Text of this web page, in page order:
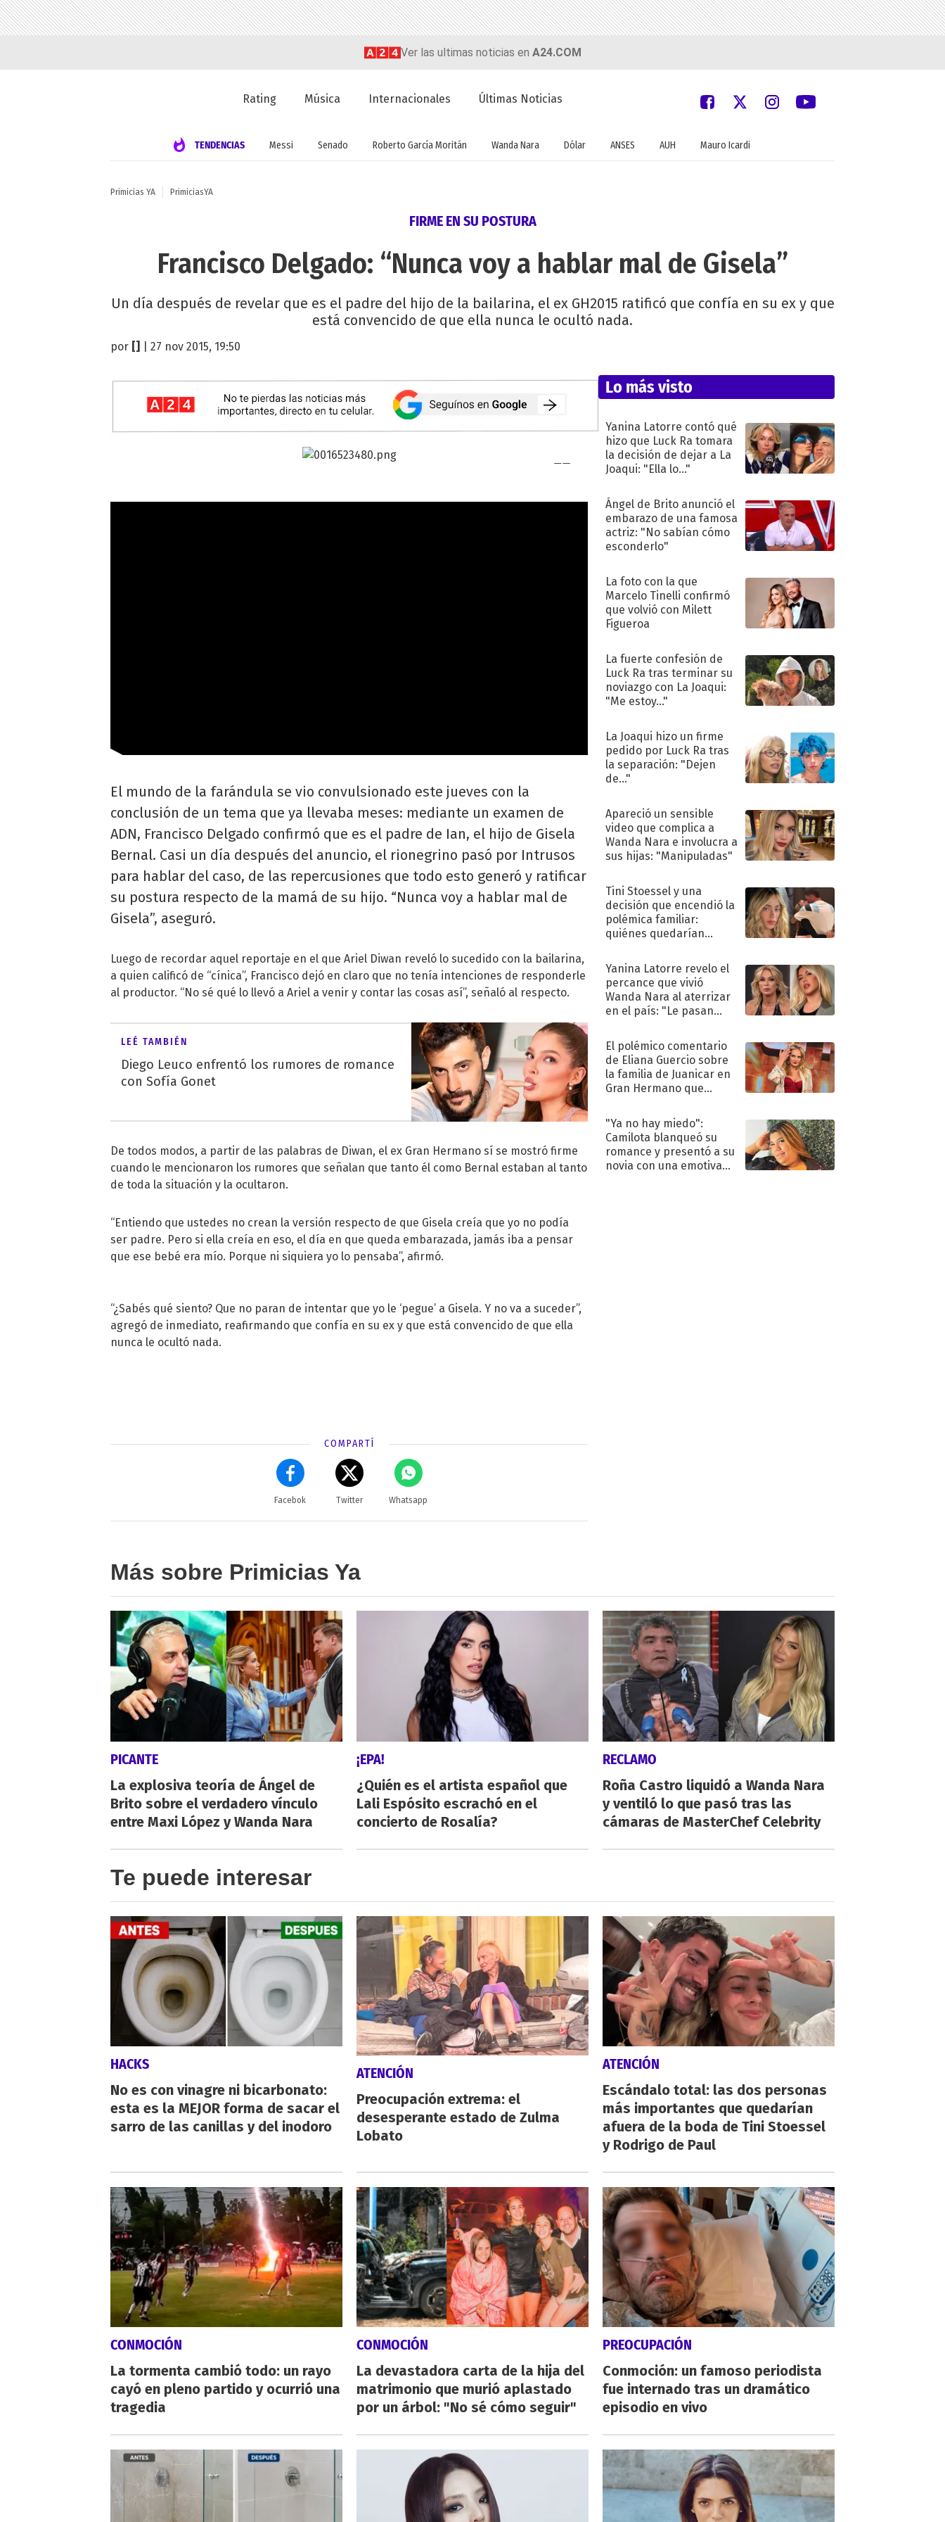
Ver las ultimas noticias en A24.COM
Rating Música Internacionales Últimas Noticias
TENDENCIAS Messi Senado Roberto García Moritán Wanda Nara Dólar ANSES AUH Mauro Icardi
Primicias YA PrimiciasYA
FIRME EN SU POSTURA
Francisco Delgado: “Nunca voy a hablar mal de Gisela”
Un día después de revelar que es el padre del hijo de la bailarina, el ex GH2015 ratificó que confía en su ex y que
está convencido de que ella nunca le ocultó nada.
por | 27 nov 2015, 19:50
El mundo de la farándula se vio convulsionado este jueves con la
conclusión de un tema que ya llevaba meses: mediante un examen de
ADN, Francisco Delgado confirmó que es el padre de Ian, el hijo de Gisela
Bernal. Casi un día después del anuncio, el rionegrino pasó por Intrusos
para hablar del caso, de las repercusiones que todo esto generó y ratificar
su postura respecto de la mamá de su hijo. “Nunca voy a hablar mal de
Gisela”, aseguró.
Luego de recordar aquel reportaje en el que Ariel Diwan reveló lo sucedido con la bailarina,
a quien calificó de “cínica”, Francisco dejó en claro que no tenía intenciones de responderle
al productor. “No sé qué lo llevó a Ariel a venir y contar las cosas así”, señaló al respecto.
LEÉ TAMBIÉN
Diego Leuco enfrentó los rumores de romance
con Sofía Gonet
De todos modos, a partir de las palabras de Diwan, el ex Gran Hermano sí se mostró firme
cuando le mencionaron los rumores que señalan que tanto él como Bernal estaban al tanto
de toda la situación y la ocultaron.
“Entiendo que ustedes no crean la versión respecto de que Gisela creía que yo no podía
ser padre. Pero si ella creía en eso, el día en que queda embarazada, jamás iba a pensar
que ese bebé era mío. Porque ni siquiera yo lo pensaba”, afirmó.
“¿Sabés qué siento? Que no paran de intentar que yo le ‘pegue’ a Gisela. Y no va a suceder”,
agregó de inmediato, reafirmando que confía en su ex y que está convencido de que ella
nunca le ocultó nada.
COMPARTÍ
Facebok Twitter Whatsapp
Lo más visto
Yanina Latorre contó qué
hizo que Luck Ra tomara
la decisión de dejar a La
Joaqui: "Ella lo..."
Ángel de Brito anunció el
embarazo de una famosa
actriz: "No sabían cómo
esconderlo"
La foto con la que
Marcelo Tinelli confirmó
que volvió con Milett
Figueroa
La fuerte confesión de
Luck Ra tras terminar su
noviazgo con La Joaqui:
"Me estoy..."
La Joaqui hizo un firme
pedido por Luck Ra tras
la separación: "Dejen
de..."
Apareció un sensible
video que complica a
Wanda Nara e involucra a
sus hijas: "Manipuladas"
Tini Stoessel y una
decisión que encendió la
polémica familiar:
quiénes quedarían
Yanina Latorre revelo el
percance que vivió
Wanda Nara al aterrizar
en el país: "Le pasan
El polémico comentario
de Eliana Guercio sobre
la familia de Juanicar en
Gran Hermano que
"Ya no hay miedo":
Camilota blanqueó su
romance y presentó a su
novia con una emotiva
Más sobre Primicias Ya
PICANTE
La explosiva teoría de Ángel de
Brito sobre el verdadero vínculo
entre Maxi López y Wanda Nara
¡EPA!
¿Quién es el artista español que
Lali Espósito escrachó en el
concierto de Rosalía?
RECLAMO
Roña Castro liquidó a Wanda Nara
y ventiló lo que pasó tras las
cámaras de MasterChef Celebrity
Te puede interesar
HACKS
No es con vinagre ni bicarbonato:
esta es la MEJOR forma de sacar el
sarro de las canillas y del inodoro
ATENCIÓN
Preocupación extrema: el
desesperante estado de Zulma
Lobato
ATENCIÓN
Escándalo total: las dos personas
más importantes que quedarían
afuera de la boda de Tini Stoessel
y Rodrigo de Paul
CONMOCIÓN
La tormenta cambió todo: un rayo
cayó en pleno partido y ocurrió una
tragedia
CONMOCIÓN
La devastadora carta de la hija del
matrimonio que murió aplastado
por un árbol: "No sé cómo seguir"
PREOCUPACIÓN
Conmoción: un famoso periodista
fue internado tras un dramático
episodio en vivo